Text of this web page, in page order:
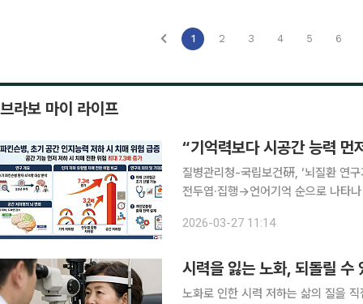
1 2 3 4 5 6
브라보 마이 라이프
“기억력보다 시공간 능력
질병관리청-국립보건硏, ‘뇌질환 연
전두엽·집행→언어기억 순으로 나타나 기억력보다 시공간 능력이 먼저 떨어지면 파킨슨병 위험
는 기억력 저하가 먼저 나타난 경우보
2026-03-27 11:14
시력을 잃는 노화, 되돌릴
노화로 인한 시력 저하는 삶의 질을